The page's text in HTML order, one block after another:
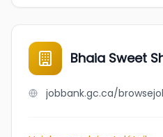
Bhaia Sweet